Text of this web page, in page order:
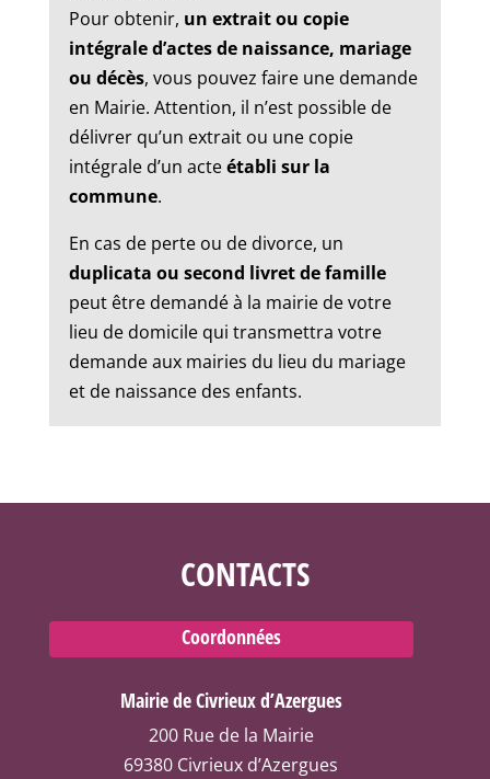
Pour obtenir, un extrait ou copie
intégrale d’actes de naissance, mariage
ou décès, vous pouvez faire une demande
en Mairie. Attention, il n’est possible de
délivrer qu’un extrait ou une copie
intégrale d’un acteétabli sur la
commune.
En cas de perte ou de divorce, un
duplicata ou second livret de famille
peut être demandé à la mairie de votre
lieu de domicile qui transmettra votre
demande aux mairies du lieu du mariage
et de naissance des enfants.
CONTACTS
Coordonnées
Mairie de Civrieux d’Azergues
200 Rue de la Mairie
69380 Civrieux d’Azergues